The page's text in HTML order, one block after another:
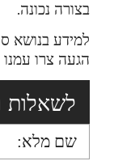
בצורה נכונה.
למידע בנושא
הגעה צרו
לשאלות